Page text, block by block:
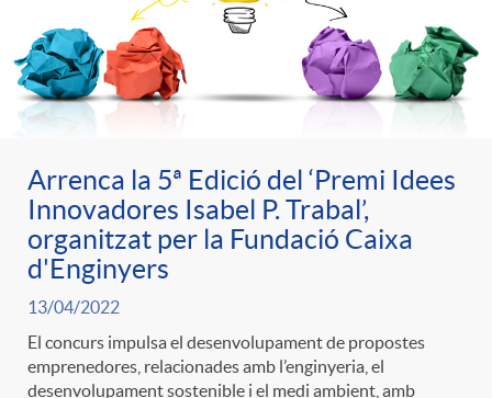
e
p
r
e
n
e
g
o
r
i
e
n
c
l
a
F
i
d
e
c
o
n
Arrenca la 5ª Edició del ‘Premi Idees
Innovadores Isabel P. Trabal’,
organitzat per la Fundació Caixa
d'Enginyers
13/04/2022
El concurs impulsa el desenvolupament de propostes
emprenedores, relacionades amb l’enginyeria, el
desenvolupament sostenible i el medi ambient, amb